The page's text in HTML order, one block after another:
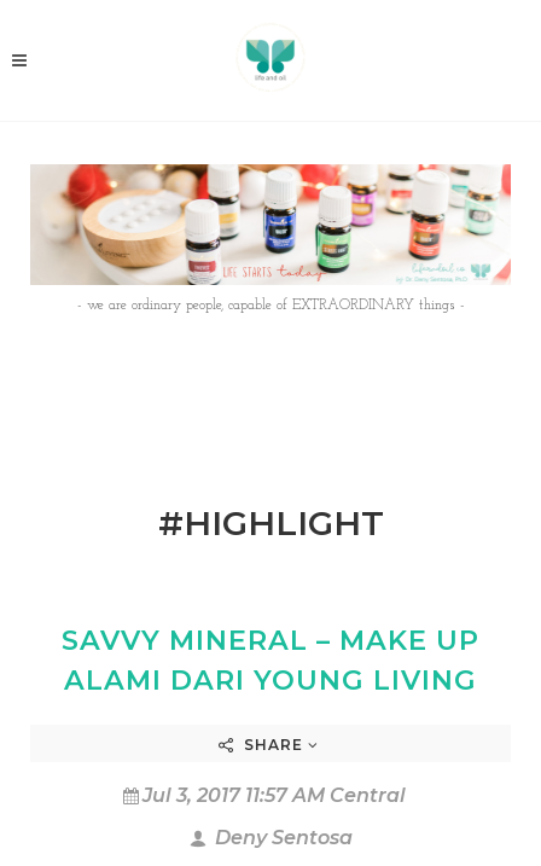
- we are ordinary people, capable of EXTRAORDINARY things -
#HIGHLIGHT
SAVVY MINERAL – MAKE UP
ALAMI DARI YOUNG LIVING
SHARE
Jul 3, 2017 11:57 AM Central
Deny Sentosa